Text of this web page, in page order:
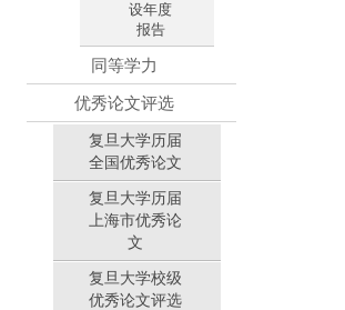
设年度
报告
同等学力
优秀论文评选
复旦大学历届
全国优秀论文
复旦大学历届
上海市优秀论
文
复旦大学校级
优秀论文评选